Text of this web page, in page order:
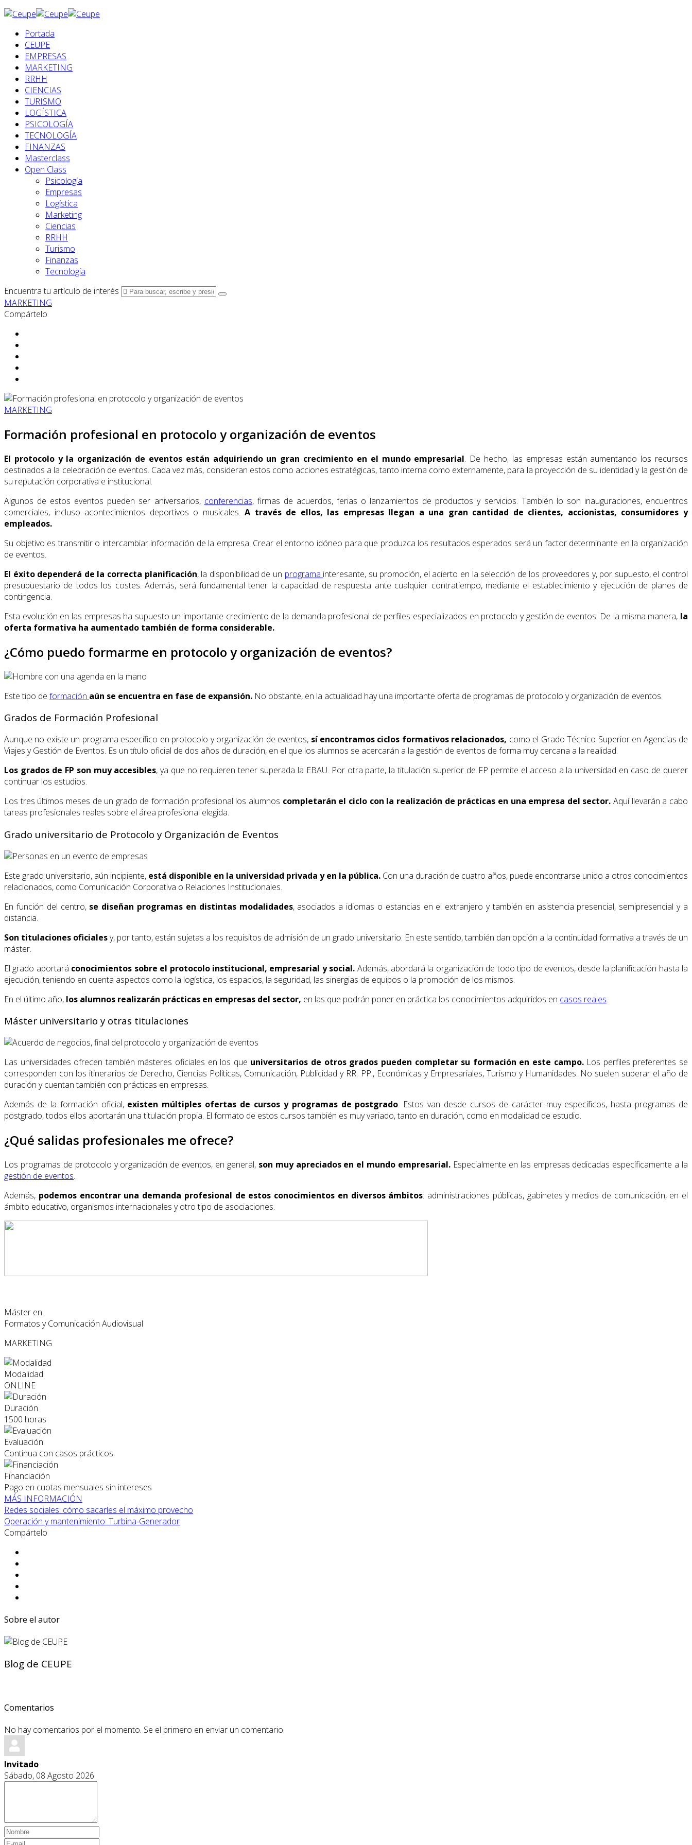
Portada
CEUPE
EMPRESAS
MARKETING
RRHH
CIENCIAS
TURISMO
LOGÍSTICA
PSICOLOGÍA
TECNOLOGÍA
FINANZAS
Masterclass
Open Class
Psicología
Empresas
Logística
Marketing
Ciencias
RRHH
Turismo
Finanzas
Tecnología
Encuentra tu artículo de interés
MARKETING
Compártelo
MARKETING
Formación profesional en protocolo y organización de eventos
El protocolo y la organización de eventos están adquiriendo un gran crecimiento en el mundo empresarial. De hecho, las empresas están aumentando los recursos
destinados a la celebración de eventos. Cada vez más, consideran estos como acciones estratégicas, tanto interna como externamente, para la proyección de su identidad y la gestión de
su reputación corporativa e institucional.
Algunos de estos eventos pueden ser aniversarios, conferencias, firmas de acuerdos, ferias o lanzamientos de productos y servicios. También lo son inauguraciones, encuentros
comerciales, incluso acontecimientos deportivos o musicales.A través de ellos, las empresas llegan a una gran cantidad de clientes, accionistas, consumidores y
empleados.
Su objetivo es transmitir o intercambiar información de la empresa. Crear el entorno idóneo para que produzca los resultados esperados será un factor determinante en la organización
de eventos.
El éxito dependerá de la correcta planificación, la disponibilidad de un programa interesante, su promoción, el acierto en la selección de los proveedores y, por supuesto, el control
presupuestario de todos los costes. Además, será fundamental tener la capacidad de respuesta ante cualquier contratiempo, mediante el establecimiento y ejecución de planes de
contingencia.
Esta evolución en las empresas ha supuesto un importante crecimiento de la demanda profesional de perfiles especializados en protocolo y gestión de eventos. De la misma manera, la
oferta formativa ha aumentado también de forma considerable.
¿Cómo puedo formarme en protocolo y organización de eventos?
Este tipo de formación aún se encuentra en fase de expansión. No obstante, en la actualidad hay una importante oferta de programas de protocolo y organización de eventos.
Grados de Formación Profesional
Aunque no existe un programa específico en protocolo y organización de eventos, sí encontramos ciclos formativos relacionados, como el Grado Técnico Superior en Agencias de
Viajes y Gestión de Eventos. Es un título oficial de dos años de duración, en el que los alumnos se acercarán a la gestión de eventos de forma muy cercana a la realidad.
Los grados de FP son muy accesibles, ya que no requieren tener superada la EBAU. Por otra parte, la titulación superior de FP permite el acceso a la universidad en caso de querer
continuar los estudios.
Los tres últimos meses de un grado de formación profesional los alumnos completarán el ciclo con la realización de prácticas en una empresa del sector. Aquí llevarán a cabo
tareas profesionales reales sobre el área profesional elegida.
Grado universitario de Protocolo y Organización de Eventos
Este grado universitario, aún incipiente, está disponible en la universidad privada y en la pública. Con una duración de cuatro años, puede encontrarse unido a otros conocimientos
relacionados, como Comunicación Corporativa o Relaciones Institucionales.
En función del centro, se diseñan programas en distintas modalidades, asociados a idiomas o estancias en el extranjero y también en asistencia presencial, semipresencial y a
distancia.
Son titulaciones oficialesy, por tanto, están sujetas a los requisitos de admisión de un grado universitario. En este sentido, también dan opción a la continuidad formativa a través de un
máster.
El grado aportará conocimientos sobre el protocolo institucional, empresarial y social. Además, abordará la organización de todo tipo de eventos, desde la planificación hasta la
ejecución, teniendo en cuenta aspectos como la logística, los espacios, la seguridad, las sinergias de equipos o la promoción de los mismos.
En el último año, los alumnos realizarán prácticas en empresas del sector, en las que podrán poner en práctica los conocimientos adquiridos en casos reales.
Máster universitario y otras titulaciones
Las universidades ofrecen también másteres oficiales en los que universitarios de otros grados pueden completar su formación en este campo. Los perfiles preferentes se
corresponden con los itinerarios de Derecho, Ciencias Políticas, Comunicación, Publicidad y RR. PP., Económicas y Empresariales, Turismo y Humanidades. No suelen superar el año de
duración y cuentan también con prácticas en empresas.
Además de la formación oficial, existen múltiples ofertas de cursos y programas de postgrado. Estos van desde cursos de carácter muy específicos, hasta programas de
postgrado, todos ellos aportarán una titulación propia. El formato de estos cursos también es muy variado, tanto en duración, como en modalidad de estudio.
¿Qué salidas profesionales me ofrece?
Los programas de protocolo y organización de eventos, en general, son muy apreciados en el mundo empresarial. Especialmente en las empresas dedicadas específicamente a la
gestión de eventos.
Además, podemos encontrar una demanda profesional de estos conocimientos en diversos ámbitos: administraciones públicas, gabinetes y medios de comunicación, en el
ámbito educativo, organismos internacionales y otro tipo de asociaciones.
Máster en
Formatos y Comunicación Audiovisual
MARKETING
Modalidad
ONLINE
Duración
1500 horas
Evaluación
Continua con casos prácticos
Financiación
Pago en cuotas mensuales sin intereses
MÁS INFORMACIÓN
Redes sociales: cómo sacarles el máximo provecho
Operación y mantenimiento: Turbina-Generador
Compártelo
Sobre el autor
Blog de CEUPE
Comentarios
No hay comentarios por el momento. Se el primero en enviar un comentario.
Invitado
Sábado, 08 Agosto 2026